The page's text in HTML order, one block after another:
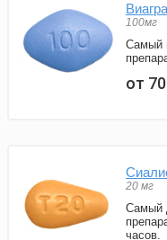
Виагра
100мг
Самый
от
20 мг
Самый
часов.